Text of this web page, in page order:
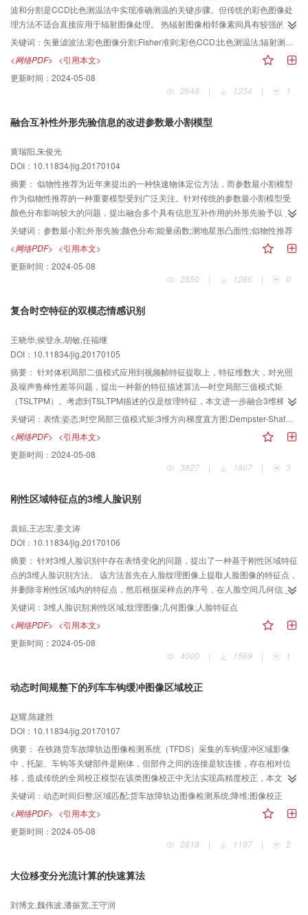
波和分割是CCD比色测温法中实现准确测温的关键步骤。但传统的彩色图像处
理方法不适合直接应用于辐射图像处理。 热辐射图像相邻像素间具有较强的相
关性，为了量化表征不同空间距离像素颜色值之间的相互关联程度，设计了一
种归一化空间距离加权函数，并与能同时滤除色调和亮度噪声的距离方向滤波
器相结合，构建一种归一化空间距离加权距离方向滤波器。热辐射图像B基色接
近于零，R、G基色分布在特定的直线方向上，且在该直线方向上呈现易于分割
的双峰特性。为此提出利用Fisher准则构建R-G基色2维向量最佳1维投影，在1
（采用距离方向滤波器滤波，彩色空间聚类法进行图像分割）进行比较，在高
后为1.10%；在铜锍熔炼闪速炉上，传统方法最大相对误差为3.67%，本文方法
为1.31%。经河南省计量院校验，基于本文方法构建的高温场测量仪在
880℃~1 520℃的温度范围内测温最大绝对误差为4.2℃，最大相对误差为
0.43%。 归一化空间距离加权使得滤波器在抑制冲击噪声的同时具有更好的保
留细节的能力，图像分割算法能够克服与目标亮度相近的干扰，准确分割出待
测目标。因此本文提出的图像处理方法能够有效克服高温辐射图像中的各种干
关键词： 矢量滤波法;彩色图像分割;Fisher准则;彩色CCD;比色测温法;辐射测温方法
<网络PDF> <引用本文>
更新时间： 2024-05-08
2648
| 1234 | 1
融合互补性外形先验信息的改进参数最小割模型
黄瑞阳,朱俊光
DOI：10.11834/jig.20170104
摘要： 似物性推荐为近年来提出的一种快速物体定位方法，而参数最小割模型
作为似物性推荐的一种重要模型受到广泛关注。针对传统的参数最小割模型受
颜色分布影响较大的问题，提出融合多个具有信息互补作用的外形先验予以改
进。 首先构造了一种数据驱动的基于形状共享的外形先验，以发现具有相似外
形的物体区域；其次，从格式塔完形心理学的角度入手，引出了一种测地星形
凸面性的外形先验，约束外形的拓扑结构，生成外形不同的物体区域；最后，
结合外形先验、颜色分布、边缘响应强度以及尺度线索，构建能量函数以表征
新的模型，从而增强模型对复杂颜色分布的鲁棒性。 分别在Seg VOC12和
析和前沿似物性推荐算法对比分析等实验，结果表明，本文采用融合互补性外
位于[0.7，,08]之间时，算法结合外形先验后平均最佳重叠率最高可达到9.8%的
提升，且在与13种具有代表性的似物性推荐算法进行区域级物体定位能力对比
实验中，本文算法在不同的重叠率阈值下均达到了相近的查全率。 本文算法具
有更高的前景与背景的区分能力，能够适应各种复杂颜色分布，同时具有较好
的物体定位能力。
关键词： 参数最小割;外形先验;颜色分布;能量函数;测地星形凸面性;似物性推荐
<网络PDF> <引用本文>
更新时间： 2024-05-08
2850
| 1286 | 0
复合时空特征的双模态情感识别
王晓华,侯登永,胡敏,任福继
DOI：10.11834/jig.20170105
摘要： 针对体积局部二值模式应用到视频帧特征提取上，特征维数大，对光照
及噪声鲁棒性差等问题，提出一种新的特征描述算法—时空局部三值模式矩
（TSLTPM）。考虑到TSLTPM描述的仅是纹理特征，本文进一步融合3维梯度
方向直方图（3DHOG）特征来增强对情感视频的描述。 首先对情感视频进行预
处理获得表情和姿态序列；然后对表情和姿态序列分别提取TSLTPM和3DHOG
特征，计算测试序列与已标记的情感训练集特征间的最小欧氏距离，并将其作
为独立证据来构造基本概率分配；最后使用D-S证据联合规则得到情感识别结
果。 在FABO数据库上进行实验，表情和姿态单模态分别取得83.06%和94.78%
交平面局部二值模式）、TSLTPM、3DHOG高9.27%、12.89%、1.87%、
27.55%、1.18%、0.98%。将两种模态进行融合以后平均识别率达到96.86%，
说明了融合表情和姿态进行情感识别的有效性。 本文提出的TSLTPM特征将
VLBP扩展成时空三值模式，能够有效降低维数，减少光照和噪声对识别的影
响，与3DHOG特征形成复合时空特征有效增强了情感视频的分类性能，与典型
特征提取算法的对比实验也表明了本文算法的有效性。另外，与其他方法的对
比实验也验证了本文融合方法的优越性。
关键词： 表情;姿态;时空局部三值模式矩;3维方向梯度直方图;Dempster-Shafer证据理论
<网络PDF> <引用本文>
更新时间： 2024-05-08
3827
| 1807 | 3
刚性区域特征点的3维人脸识别
袁姮,王志宏,姜文涛
DOI：10.11834/jig.20170106
摘要： 针对3维人脸识别中存在表情变化的问题，提出了一种基于刚性区域特征
点的3维人脸识别方法。 该方法首先在人脸纹理图像上提取人脸图像的特征点，
并删除非刚性区域内的特征点，然后根据采样点的序号，在人脸空间几何信息
上得到人脸图像特征点的3维几何信息，并建立以特征点为中心的刚性区域内的
子区域，最后以子区域为局部特征进行人脸识别测试，得到不同子区域对人脸
识别的贡献，并以此作为依据对人脸识别的结果进行加权统计。 在FRGC v2.0
的3维人脸数据库上进行实验测试，该方法的识别准确率为98.5%，当错误接受
率（FAR）为0.001时的验证率为99.2%，结果表明，该方法对非中性表情下的
的影响，同时对3维数据中存在的空洞和尖锐噪声等因素具有较好的鲁棒性，对
关键词： 3维人脸识别;刚性区域;纹理图像;几何图像;人脸特征点
<网络PDF> <引用本文>
更新时间： 2024-05-08
4000
| 1569 | 1
动态时间规整下的列车车钩缓冲图像区域校正
赵耀,陈建胜
DOI：10.11834/jig.20170107
摘要： 在铁路货车故障轨边图像检测系统（TFDS）采集的车钩缓冲区域影像
中，托架、车钩等关键部件是刚体，但部件之间的连接是软连接，存在相对位
移，造成传统的全局校正模型在该类图像校正中无法实现高精度校正，本文基
于动态时间归整（DTW）方法，提出一种基于DTW区域划分的影像校正方法，
实现影像的高精度校正。 本文将成像良好的车钩缓冲图像作为标准图像，首先
对待校正图像进行预处理，消除标准图像与待校正图像之间在灰度、角度与尺
度方面的差异，并针对车钩缓冲图像在车辆行进的垂直方向上偏移较小的特
点，将2维图像校正问题转化为1维匹配问题，与待校正的车钩缓冲图像进行基
进行校正，能够达到较高的校正精度。 将传统的车钩缓冲图像校正方法与本文
像元，并且本文方法成功实现了关键部件的区域划分，为后面的关键部件识别
关键词： 动态时间归整;区域匹配;货车故障轨边图像检测系统;降维;图像校正
<网络PDF> <引用本文>
更新时间： 2024-05-08
2818
| 1197 | 2
大位移变分光流计算的快速算法
刘博文,魏伟波,潘振宽,王守润